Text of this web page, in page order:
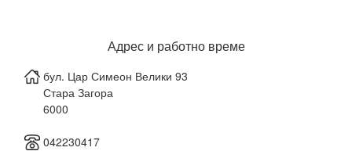
Адрес и работно време
бул. Цар Симеон Велики 93
Стара Загора
6000
042230417